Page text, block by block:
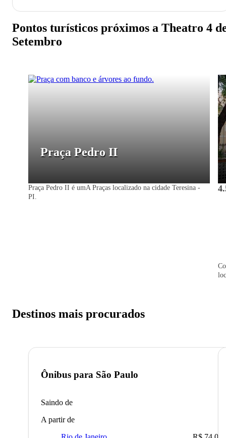
Pontos turísticos próximos a Theatro 4
Setembro
Praça Pedro II
Praça Pedro II é umA Praças localizado na cidade Teresina -
PI.
Destinos mais procurados
Ônibus para São Paulo
Saindo de
A partir de